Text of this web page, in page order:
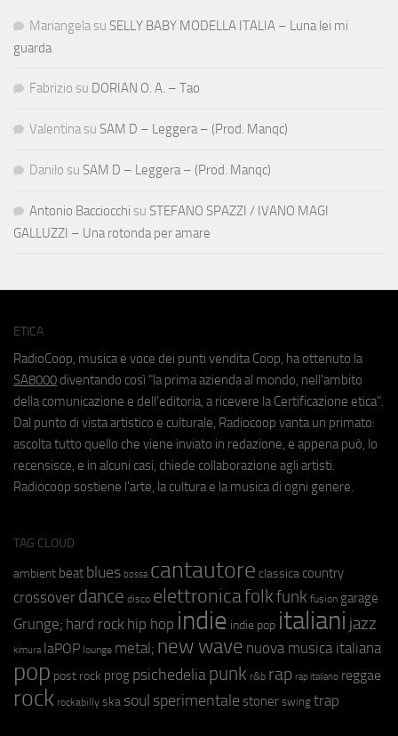
Mariangela su SELLY BABY MODELLA ITALIA – Luna lei mi
guarda
Fabrizio su DORIAN O. A. – Tao
Valentina su SAM D – Leggera – (Prod. Manqc)
Danilo su SAM D – Leggera – (Prod. Manqc)
Antonio Bacciocchi su STEFANO SPAZZI / IVANO MAGI
GALLUZZI – Una rotonda per amare
ETICA
RadioCoop, musica e voce dei punti vendita Coop, ha ottenuto la
SA8000 diventando così "la prima azienda al mondo, nell'ambito
della comunicazione e dell'editoria, a ricevere la Certificazione etica".
Dal punto di vista artistico e culturale, Radiocoop vanta un primato:
ascolta tutto quello che viene inviato in redazione, e appena può, lo
recensisce, e in alcuni casi, chiede collaborazione agli artisti.
Radiocoop sostiene l'arte, la cultura e la musica di ogni genere.
TAG CLOUD
ambient beat blues bossa cantautore classica country
crossover dance disco elettronicafolkfunk fusion garage
Grunge; hard rock hip hop indie indie pop italiani jazz
kimura laPOP lounge metal; new wave nuova musica italiana
pop post rock prog psichedeliapunk r&b rap rap italiano reggae
rock rockabilly ska soul sperimentale stoner swing trap